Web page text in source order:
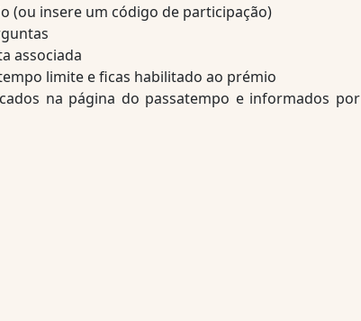
(ou insere um código de participação)
associada
limite e ficas habilitado ao prémio
na página do passatempo e informados por